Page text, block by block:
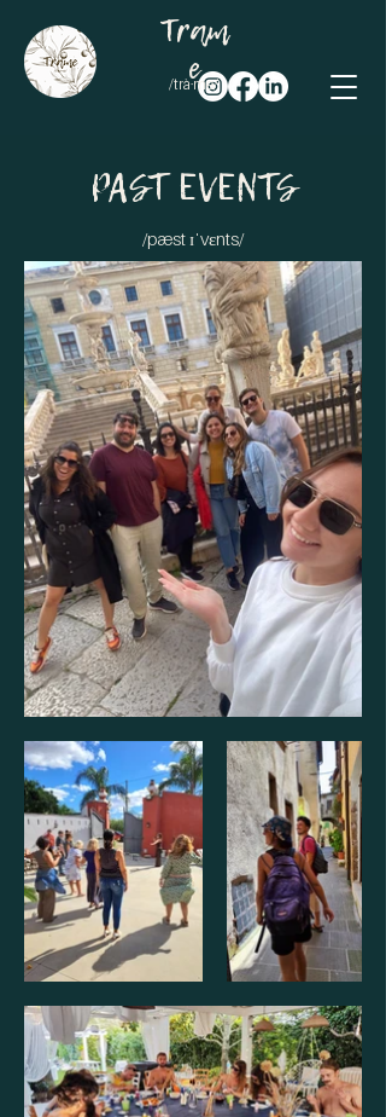
Tram
e
/trà·me/
PAST EVENTS
/pæst ɪˈvɛnts/